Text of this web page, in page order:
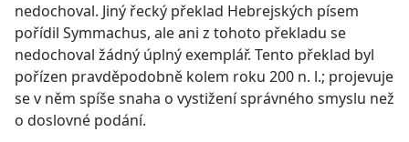
nedochoval. Jiný řecký překlad Hebrejských písem
pořídil Symmachus, ale ani z tohoto překladu se
nedochoval žádný úplný exemplář. Tento překlad byl
pořízen pravděpodobně kolem roku 200 n. l.; projevuje
se v něm spíše snaha o vystižení správného smyslu než
o doslovné podání.